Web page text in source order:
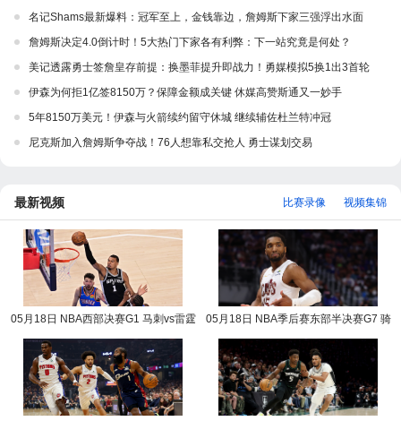
名记Shams最新爆料：冠军至上，金钱靠边，詹姆斯下家三强浮出水面
詹姆斯决定4.0倒计时！5大热门下家各有利弊：下一站究竟是何处？
美记透露勇士签詹皇存前提：换墨菲提升即战力！勇媒模拟5换1出3首轮
伊森为何拒1亿签8150万？保障金额成关键 休媒高赞斯通又一妙手
5年8150万美元！伊森与火箭续约留守休城 继续辅佐杜兰特冲冠
尼克斯加入詹姆斯争夺战！76人想靠私交抢人 勇士谋划交易
最新视频 视频集锦
比赛录像
05月18日 NBA西部决赛G1 马刺vs雷霆
05月18日 NBA季后赛东部半决赛G7 骑